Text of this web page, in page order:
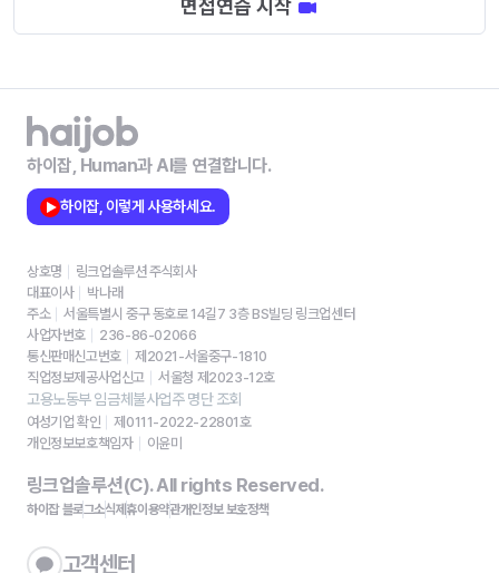
면접연습 시작
하이잡, Human과 AI를 연결합니다.
하이잡, 이렇게 사용하세요.
상호명
링크업솔루션 주식회사
대표이사
박나래
주소
서울특별시 중구 동호로 14길7 3층 BS빌딩 링크업센터
사업자번호
236-86-02066
통신판매신고번호
제2021-서울중구-1810
직업정보제공사업신고
서울청 제2023-12호
고용노동부 임금체불사업주 명단 조회
여성기업 확인
제0111-2022-22801호
개인정보보호책임자
이윤미
링크업솔루션(C). All rights Reserved.
하이잡 블로그소식제휴이용약관개인정보 보호정책
고객센터